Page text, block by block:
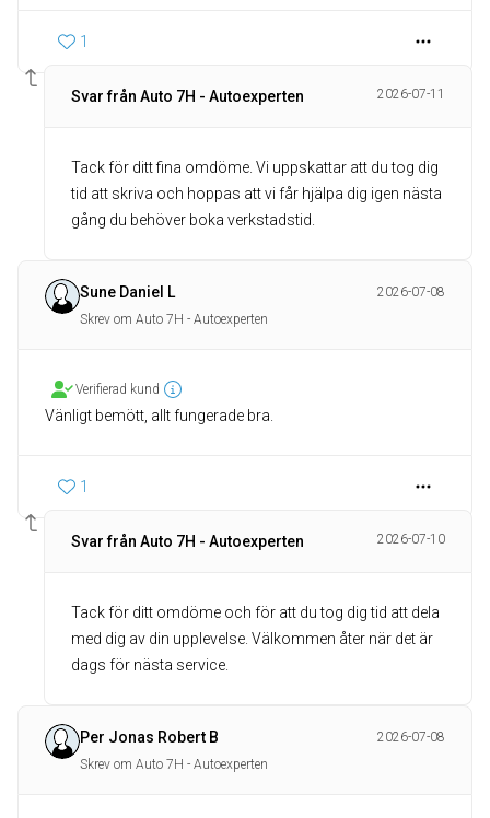
1
Svar från Auto 7H - Autoexperten 2026-07-11
Tack för ditt fina omdöme. Vi uppskattar att du tog dig
tid att skriva och hoppas att vi får hjälpa dig igen nästa
gång du behöver boka verkstadstid.
Sune Daniel L
2026-07-08
Skrev om Auto 7H - Autoexperten
Verifierad kund
Vänligt bemött, allt fungerade bra.
1
Svar från Auto 7H - Autoexperten 2026-07-10
Tack för ditt omdöme och för att du tog dig tid att dela
med dig av din upplevelse. Välkommen åter när det är
dags för nästa service.
Per Jonas Robert B
2026-07-08
Skrev om Auto 7H - Autoexperten